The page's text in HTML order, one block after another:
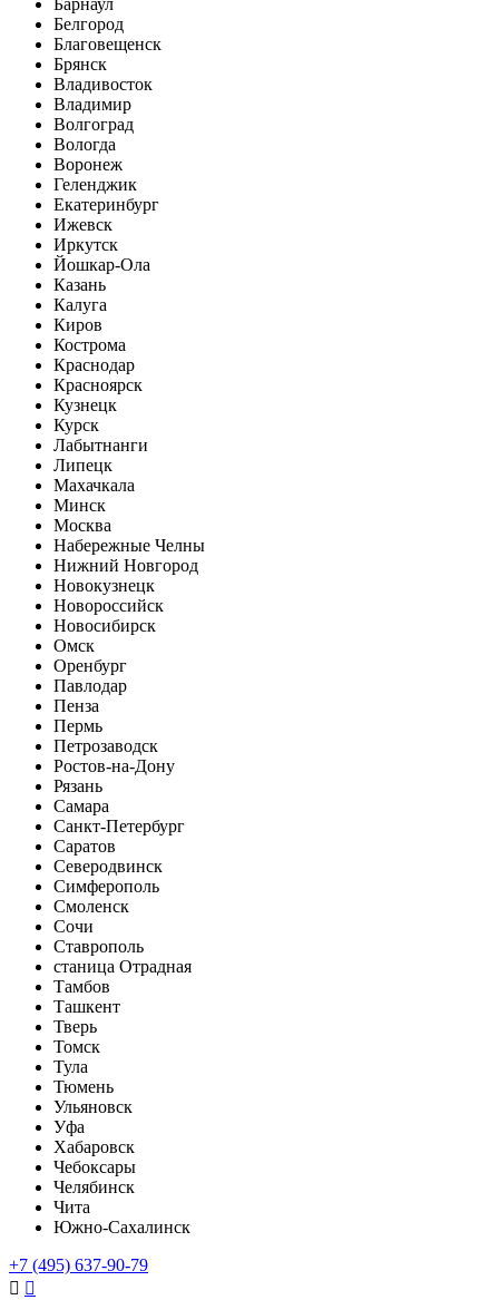
Барнаул
Белгород
Благовещенск
Брянск
Владивосток
Владимир
Волгоград
Вологда
Воронеж
Геленджик
Екатеринбург
Ижевск
Иркутск
Йошкар-Ола
Казань
Калуга
Киров
Кострома
Краснодар
Красноярск
Кузнецк
Курск
Лабытнанги
Липецк
Махачкала
Минск
Москва
Набережные Челны
Нижний Новгород
Новокузнецк
Новороссийск
Новосибирск
Омск
Оренбург
Павлодар
Пенза
Пермь
Петрозаводск
Ростов-на-Дону
Рязань
Самара
Санкт-Петербург
Саратов
Северодвинск
Симферополь
Смоленск
Сочи
Ставрополь
станица Отрадная
Тамбов
Ташкент
Тверь
Томск
Тула
Тюмень
Ульяновск
Уфа
Хабаровск
Чебоксары
Челябинск
Чита
Южно-Сахалинск
+7 (495) 637-90-79
 